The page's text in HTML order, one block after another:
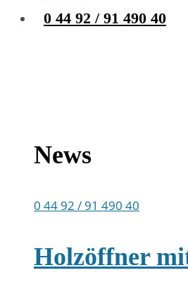
0 44 92 / 91 490 40
News
0 44 92 / 91 490 40
Holzöffner